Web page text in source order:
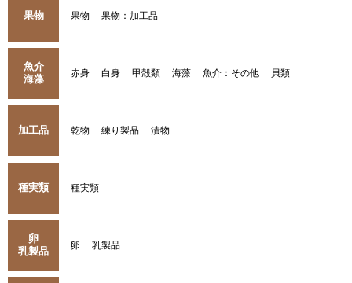
果物 果物 果物：加工品
魚介
海藻
赤身 白身 甲殻類 海藻 魚介：その他 貝類
加工品 乾物 練り製品 漬物
種実類 種実類
卵
乳製品
卵 乳製品